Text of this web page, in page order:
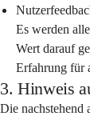
Es werden
Wert darauf
Erfahrung für
3. Hinweis
Die nachstehend